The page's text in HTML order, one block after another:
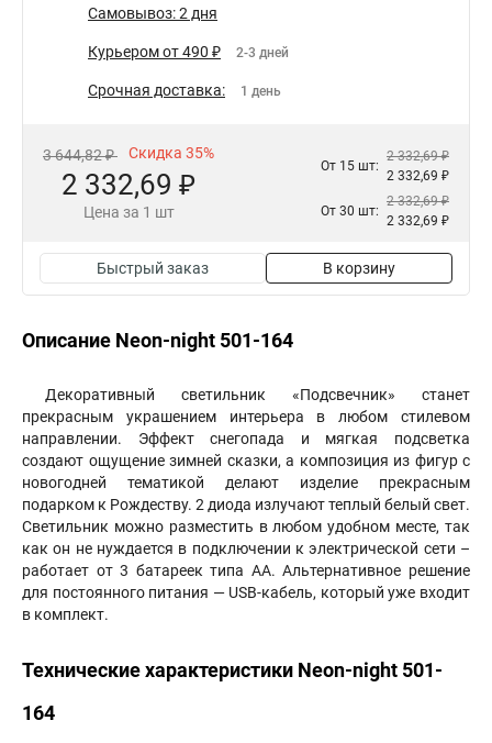
Самовывоз: 2 дня
Курьером от 490 ₽ 2-3 дней
Срочная доставка: 1 день
3 644,82 ₽ Скидка 35%
2 332,69 ₽
Цена за 1 шт
От 15 шт:
2 332,69 ₽
2 332,69 ₽
От 30 шт:
2 332,69 ₽
2 332,69 ₽
Быстрый заказ В корзину
Описание Neon-night 501-164
Декоративный светильник «Подсвечник» станет
прекрасным украшением интерьера в любом стилевом
направлении. Эффект снегопада и мягкая подсветка
создают ощущение зимней сказки, а композиция из фигур с
новогодней тематикой делают изделие прекрасным
подарком к Рождеству. 2 диода излучают теплый белый свет.
Светильник можно разместить в любом удобном месте, так
как он не нуждается в подключении к электрической сети –
работает от 3 батареек типа АА. Альтернативное решение
для постоянного питания — USB-кабель, который уже входит
в комплект.
Технические характеристики Neon-night 501-
164